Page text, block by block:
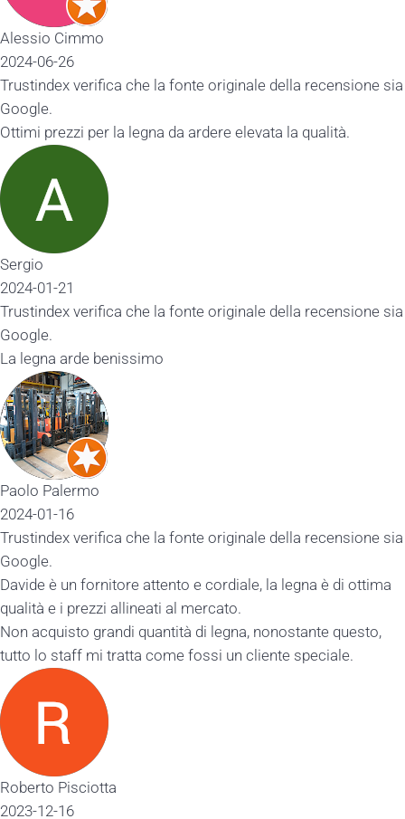
Alessio Cimmo
2024-06-26
Trustindex verifica che la fonte originale della recensione sia
Google.
Ottimi prezzi per la legna da ardere elevata la qualità.
Sergio
2024-01-21
Trustindex verifica che la fonte originale della recensione sia
Google.
La legna arde benissimo
Paolo Palermo
2024-01-16
Trustindex verifica che la fonte originale della recensione sia
Google.
Davide è un fornitore attento e cordiale, la legna è di ottima
qualità e i prezzi allineati al mercato.
Non acquisto grandi quantità di legna, nonostante questo,
tutto lo staff mi tratta come fossi un cliente speciale.
Roberto Pisciotta
2023-12-16